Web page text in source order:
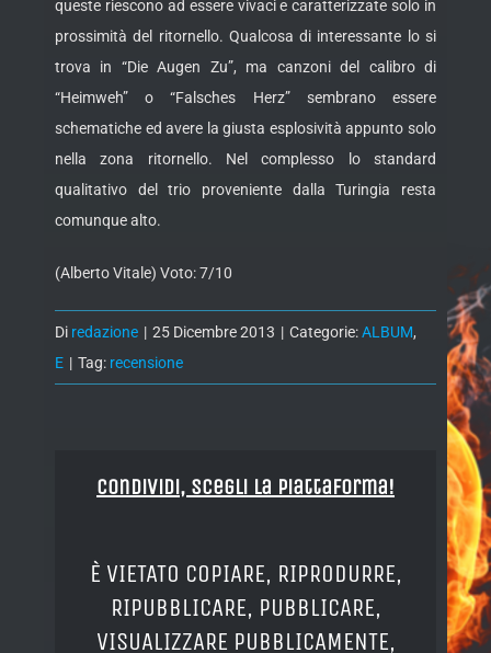
queste riescono ad essere vivaci e caratterizzate solo in
prossimità del ritornello. Qualcosa di interessante lo si
trova in “Die Augen Zu”, ma canzoni del calibro di
“Heimweh” o “Falsches Herz” sembrano essere
schematiche ed avere la giusta esplosività appunto solo
nella zona ritornello. Nel complesso lo standard
qualitativo del trio proveniente dalla Turingia resta
comunque alto.
(Alberto Vitale) Voto: 7/10
Di redazione | 25 Dicembre 2013 | Categorie:ALBUM,
E | Tag: recensione
Condividi, Scegli la piattaforma!
È VIETATO COPIARE, RIPRODURRE,
RIPUBBLICARE, PUBBLICARE,
VISUALIZZARE PUBBLICAMENTE,